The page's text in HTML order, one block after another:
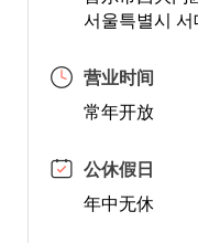
서울특별시
营业时间
常年开放
公休假日
年中无休